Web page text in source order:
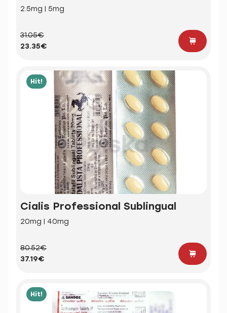
2.5mg | 5mg
31.05€
23.35€
Hit!
Cialis Professional Sublingual
20mg | 40mg
80.52€
37.19€
Hit!